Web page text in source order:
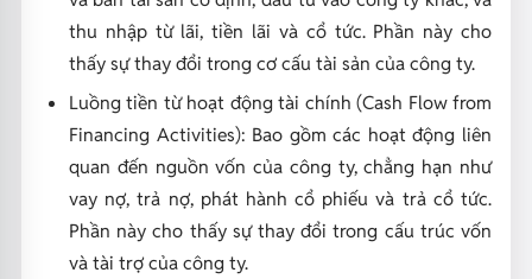
thu nhập từ lãi, tiền lãi và cổ tức. Phần này cho
thấy sự thay đổi trong cơ cấu tài sản của công ty.
Luồng tiền từ hoạt động tài chính (Cash Flow from
Financing Activities): Bao gồm các hoạt động liên
quan đến nguồn vốn của công ty, chẳng hạn như
vay nợ, trả nợ, phát hành cổ phiếu và trả cổ tức.
Phần này cho thấy sự thay đổi trong cấu trúc vốn
và tài trợ của công ty.